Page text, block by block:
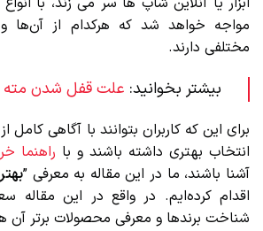
مواجه خواهد شد که هرکدام از آن‌ها
مختلفی دارند.
بیشتر بخوانید: علت قفل شدن مته
برای این که کاربران بتوانند با آگاهی کامل
انتخاب بهتری داشته باشند و با راهنما
آشنا باشند، ما در این مقاله به معرفی ”
اقدام کرده‌ایم. در واقع در این مقاله
شناخت برندها و معرفی محصولات برتر آن